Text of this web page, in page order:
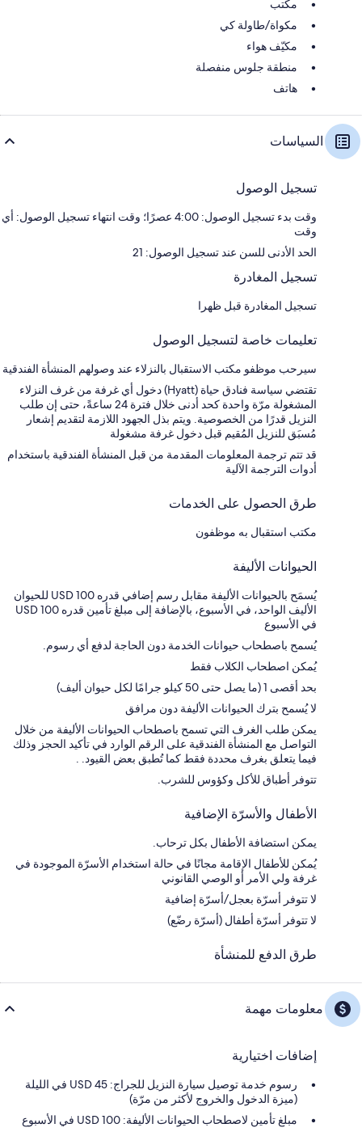
مكتب
مكواة/طاولة كي
مكيّف هواء
منطقة جلوس منفصلة
هاتف
السياسات
تسجيل الوصول
وقت بدء تسجيل الوصول: 4:00 عصرًا؛ وقت انتهاء تسجيل الوصول: أي
وقت
الحد الأدنى للسن عند تسجيل الوصول: 21
تسجيل المغادرة
تسجيل المغادرة قبل ظهرا
تعليمات خاصة لتسجيل الوصول
سيرحب موظفو مكتب الاستقبال بالنزلاء عند وصولهم المنشأة الفندقية
تقتضي سياسة فنادق حياة (Hyatt) دخول أي غرفة من غرف النزلاء
المشغولة مرّة واحدة كحد أدنى خلال فترة 24 ساعةً، حتى إن طلب
النزيل قدرًا من الخصوصية. ويتم بذل الجهود اللازمة لتقديم إشعار
مُسبَق للنزيل المُقيم قبل دخول غرفة مشغولة
قد تتم ترجمة المعلومات المقدمة من قبل المنشأة الفندقية باستخدام
أدوات الترجمة الآلية
طرق الحصول على الخدمات
مكتب استقبال به موظفون
الحيوانات الأليفة
يُسمَح بالحيوانات الأليفة مقابل رسم إضافي قدره USD 100 للحيوان
الأليف الواحد، في الأسبوع، بالإضافة إلى مبلغ تأمين قدره USD 100
في الأسبوع
يُسمح باصطحاب حيوانات الخدمة دون الحاجة لدفع أي رسوم.
يُمكن اصطحاب الكلاب فقط
بحد أقصى 1 (ما يصل حتى 50 كيلو جرامًا لكل حيوان أليف)
لا يُسمح بترك الحيوانات الأليفة دون مرافق
يمكن طلب الغرف التي تسمح باصطحاب الحيوانات الأليفة من خلال
التواصل مع المنشأة الفندقية على الرقم الوارد في تأكيد الحجز وذلك
فيما يتعلق بغرف محددة فقط كما تُطبق بعض القيود. .
تتوفر أطباق للأكل وكؤوس للشرب.
الأطفال والأسرّة الإضافية
يمكن استضافة الأطفال بكل ترحاب.
يُمكن للأطفال الإقامة مجانًا في حالة استخدام الأسرّة الموجودة في
غرفة ولي الأمر أو الوصي القانوني
لا تتوفر أسرّة بعجل/أسرّة إضافية
لا تتوفر أسرّة أطفال (أسرّة رضّع)
طرق الدفع للمنشأة
معلومات مهمة
إضافات اختيارية
رسوم خدمة توصيل سيارة النزيل للجراج: 45 USD في الليلة
(ميزة الدخول والخروج لأكثر من مرّة)
مبلغ تأمين لاصطحاب الحيوانات الأليفة: 100 USD في الأسبوع